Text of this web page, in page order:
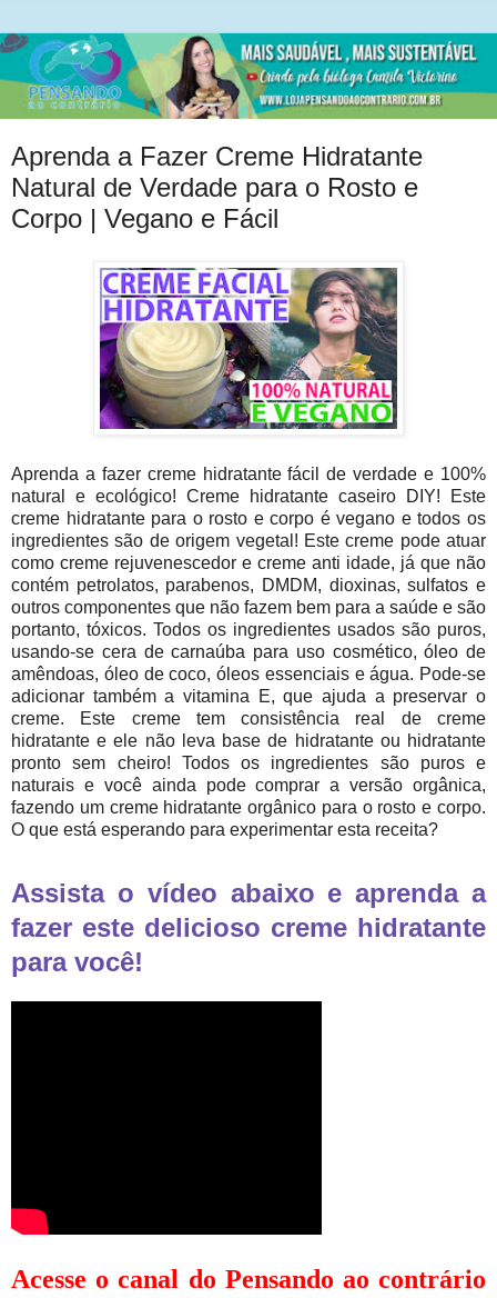
Aprenda a Fazer Creme Hidratante
Natural de Verdade para o Rosto e
Corpo | Vegano e Fácil
Aprenda a fazer creme hidratante fácil de verdade e 100%
natural e ecológico! Creme hidratante caseiro DIY! Este
creme hidratante para o rosto e corpo é vegano e todos os
ingredientes são de origem vegetal! Este creme pode atuar
como creme rejuvenescedor e creme anti idade, já que não
contém petrolatos, parabenos, DMDM, dioxinas, sulfatos e
outros componentes que não fazem bem para a saúde e são
portanto, tóxicos. Todos os ingredientes usados são puros,
usando-se cera de carnaúba para uso cosmético, óleo de
amêndoas, óleo de coco, óleos essenciais e água. Pode-se
adicionar também a vitamina E, que ajuda a preservar o
creme. Este creme tem consistência real de creme
hidratante e ele não leva base de hidratante ou hidratante
pronto sem cheiro! Todos os ingredientes são puros e
naturais e você ainda pode comprar a versão orgânica,
fazendo um creme hidratante orgânico para o rosto e corpo.
O que está esperando para experimentar esta receita?
Assista o vídeo abaixo e aprenda a
fazer este delicioso creme hidratante
para você!
Acesse o canal do Pensando ao contrário